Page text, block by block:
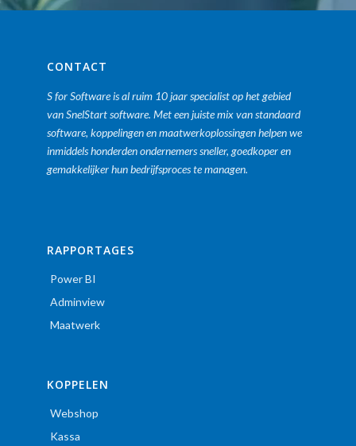
CONTACT
S for Software is al ruim 10 jaar specialist op het gebied
van SnelStart software. Met een juiste mix van standaard
software, koppelingen en maatwerkoplossingen helpen we
inmiddels honderden ondernemers sneller, goedkoper en
gemakkelijker hun bedrijfsproces te managen.
RAPPORTAGES
Power BI
Adminview
Maatwerk
KOPPELEN
Webshop
Kassa